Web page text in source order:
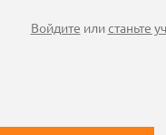
Войдите илистаньте